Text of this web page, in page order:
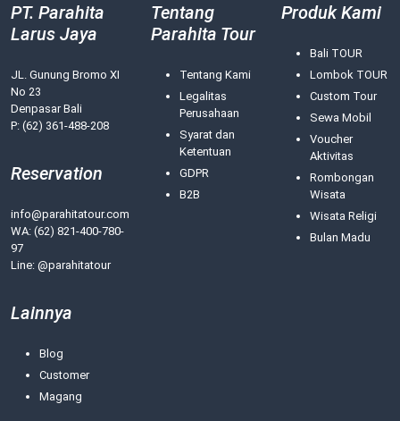
PT. Parahita
Larus Jaya
JL. Gunung Bromo XI
No 23
Denpasar Bali
P: (62) 361-488-208
Reservation
info@parahitatour.com
WA: (62) 821-400-780-
97
Line: @parahitatour
Tentang
Parahita Tour
Tentang Kami
Legalitas
Perusahaan
Syarat dan
Ketentuan
GDPR
B2B
Produk Kami
Bali TOUR
Lombok TOUR
Custom Tour
Sewa Mobil
Voucher
Aktivitas
Rombongan
Wisata
Wisata Religi
Bulan Madu
Lainnya
Blog
Customer
Magang